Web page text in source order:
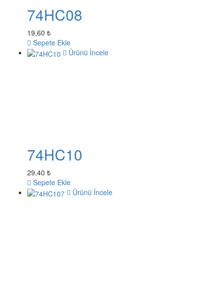
74HC08
19,60 ₺
Sepete Ekle
Ürünü İncele
74HC10
29,40 ₺
Sepete Ekle
Ürünü İncele